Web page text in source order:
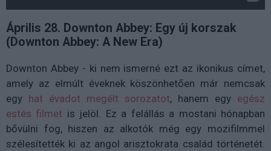
Április 28. Downton Abbey: Egy új korszak
(Downton Abbey: A New Era)
Downton Abbey - ki nem ismerné ezt az ikonikus címet,
amely az elmúlt éveknek köszönhetően már nemcsak
egy hat évadot megélt sorozatot, hanem egy egész
estés filmet is jelöl. Ez a felállás a mostani hónapban
bővülni fog, hiszen az alkotók még egy mozifilmmel
szélesítették ki az angol arisztokrata család történetét.